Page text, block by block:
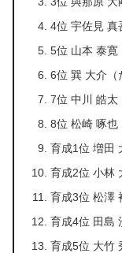
4位 宇佐見 真
5位 山本 泰寛
6位 巽 大介（
7位 中川 皓太
8位 松崎 啄也
育成1位 増田
育成2位 小林
育成3位 松澤
育成4位 田島
育成5位 大竹